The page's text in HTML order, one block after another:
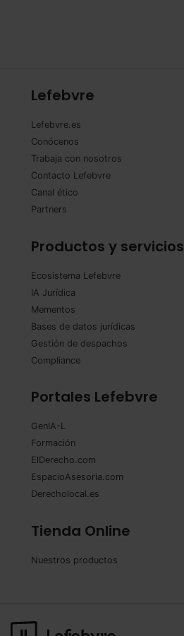
Lefebvre
Lefebvre.es
Conócenos
Trabaja con nosotros
Contacto Lefebvre
Canal ético
Partners
Productos y servicios
Ecosistema Lefebvre
IA Jurídica
Mementos
Bases de datos jurídicas
Gestión de despachos
Compliance
Portales Lefebvre
GenIA-L
Formación
ElDerecho.com
EspacioAsesoria.com
Derecholocal.es
Tienda Online
Nuestros productos